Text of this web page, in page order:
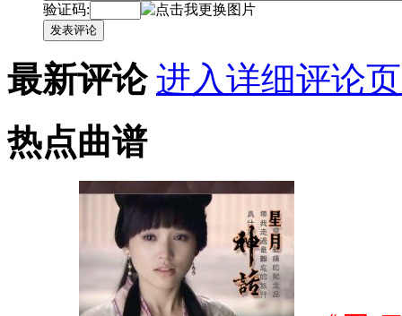
验证码:
发表评论
最新评论 进入详细评论
热点曲谱